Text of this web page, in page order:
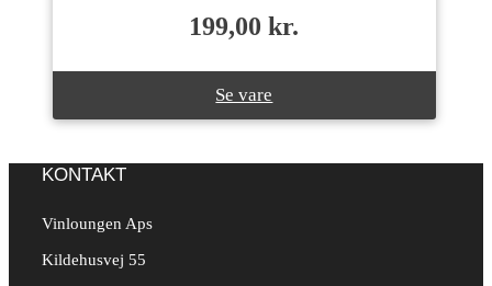
199,00kr.
Se vare
KONTAKT
Vinloungen Aps
Kildehusvej 55